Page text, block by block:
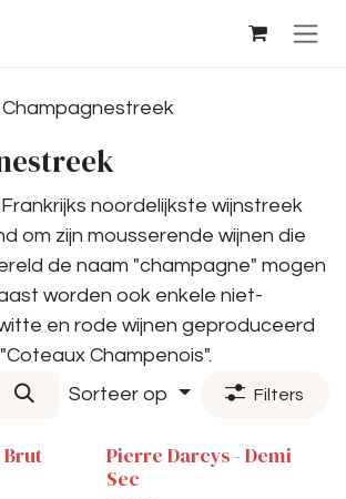
Champagnestreek
noordelijkste wijnstreek
om zijn mousserende wijnen die
de naam "champagne" mogen
worden ook enkele niet-
en rode wijnen geproduceerd
Champenois".
Sorteer op
Filters
Brut
Pierre Darcys - Demi
Sec